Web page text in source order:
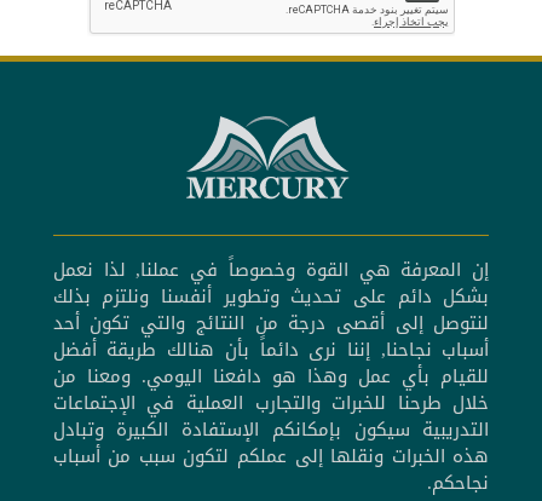
إن المعرفة هي القوة وخصوصاً في عملنا, لذا نعمل
بشكل دائم على تحديث وتطوير أنفسنا ونلتزم بذلك
لنتوصل إلى أقصى درجة من النتائج والتي تكون أحد
أسباب نجاحنا, إننا نرى دائماً بأن هنالك طريقة أفضل
للقيام بأي عمل وهذا هو دافعنا اليومي. ومعنا من
خلال طرحنا للخبرات والتجارب العملية في الإجتماعات
التدريبية سيكون بإمكانكم الإستفادة الكبيرة وتبادل
هذه الخبرات ونقلها إلى عملكم لتكون سبب من أسباب
نجاحكم.